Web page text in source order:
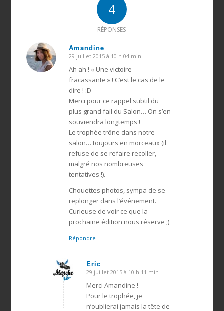
4
RÉPONSES
Amandine
dit
:
29 juillet 2015 à 10 h 04 min
Ah ah ! « Une victoire
fracassante » ! C’est le cas de le
dire ! :D
Merci pour ce rappel subtil du
plus grand fail du Salon… On s’en
souviendra longtemps !
Le trophée trône dans notre
salon… toujours en morceaux (il
refuse de se refaire recoller,
malgré nos nombreuses
tentatives !).
Chouettes photos, sympa de se
replonger dans l’événement.
Curieuse de voir ce que la
prochaine édition nous réserve ;)
Répondre
Eric
dit
29 juillet 2015 à 10 h 11 min
Merci Amandine !
Pour le trophée, je
n’oublierai jamais la tête de